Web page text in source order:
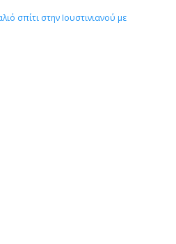
σπίτι στην Ιουστινιανού με